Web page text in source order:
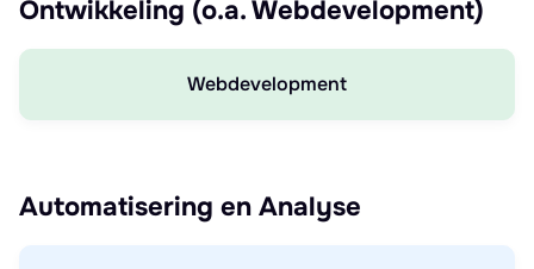
Ontwikkeling (o.a. Webdevelopment)
Webdevelopment
Automatisering en Analyse